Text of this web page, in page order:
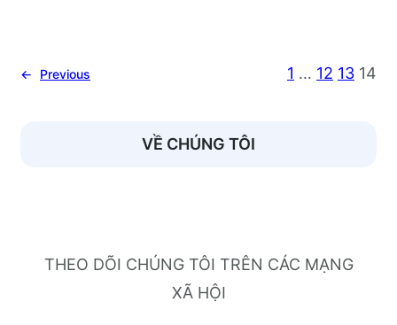
← Previous 1 … 12 13 14
VỀ CHÚNG TÔI
THEO DÕI CHÚNG TÔI TRÊN CÁC MẠNG
XÃ HỘI